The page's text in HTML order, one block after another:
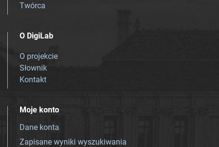
Twórca
O DigiLab
O projekcie
Słownik
Kontakt
Moje konto
Dane konta
Zapisane wyniki wyszukiwania